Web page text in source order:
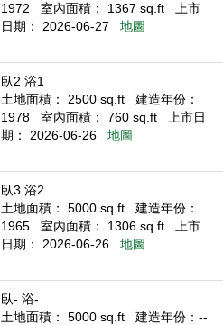
1972
室內面積： 1367 sq.ft
上市
日期： 2026-06-27
地圖
臥2 浴1
土地面積： 2500 sq.ft
建造年份：
1978
室內面積： 760 sq.ft
上市日
期： 2026-06-26
地圖
臥3 浴2
土地面積： 5000 sq.ft
建造年份：
1965
室內面積： 1306 sq.ft
上市
日期： 2026-06-26
地圖
臥- 浴-
土地面積： 5000 sq.ft
建造年份：--